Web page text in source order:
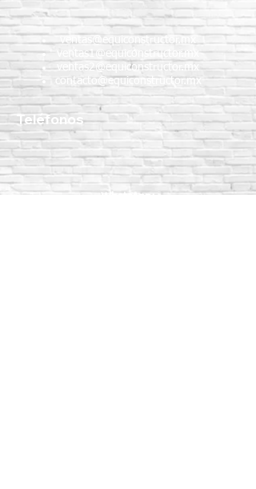
ventas@equiconstructor.mx
ventas1@equiconstructor.mx
ventas2@equiconstructor.mx
contacto@equiconstructor.mx
Teléfonos
WhatsApp: